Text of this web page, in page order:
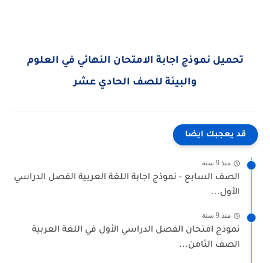
تحميل نموذج اجابة الامتحان النهائي في العلوم
والبيئة للصف الحادي عشر
قد يعجبك ايضا
منذ 9 سنة
الصف السابع - نموذج اجابة اللغة العربية الفصل الدراسي
الأول...
منذ 9 سنة
نموذج امتحان الفصل الدراسي الأول في اللغة العربية
الصف الثامن...